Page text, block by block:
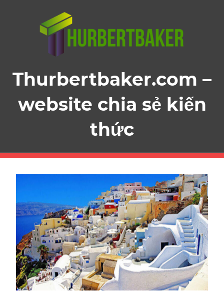
Thurbertbaker.com –
website chia sẻ kiến
thức